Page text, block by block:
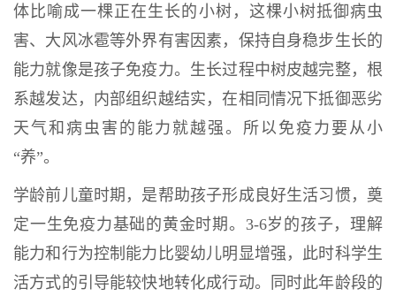
体比喻成一棵正在生长的小树，这棵小树抵御病虫
害、大风冰雹等外界有害因素，保持自身稳步生长的
能力就像是孩子免疫力。生长过程中树皮越完整，根
系越发达，内部组织越结实，在相同情况下抵御恶劣
天气和病虫害的能力就越强。所以免疫力要从小
“养”。
学龄前儿童时期，是帮助孩子形成良好生活习惯，奠
定一生免疫力基础的黄金时期。 3-6岁的孩子，理解
能力和行为控制能力比婴幼儿明显增强，此时科学生
活方式的引导能较快地转化成行动。同时此年龄段的